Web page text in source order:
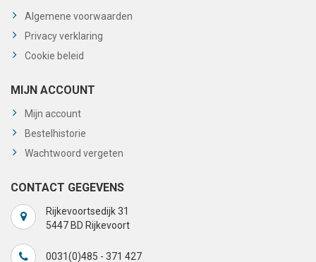
Algemene voorwaarden
Privacy verklaring
Cookie beleid
MIJN ACCOUNT
Mijn account
Bestelhistorie
Wachtwoord vergeten
CONTACT GEGEVENS
Rijkevoortsedijk 31
5447 BD Rijkevoort
0031(0)485 - 371 427